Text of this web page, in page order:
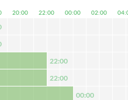
20:00 22:00 00:00 02:00
22:00
22:00
00:00